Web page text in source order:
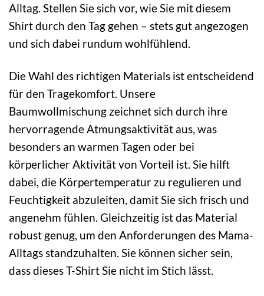
Alltag. Stellen Sie sich vor, wie Sie mit diesem
Shirt durch den Tag gehen – stets gut angezogen
und sich dabei rundum wohlfühlend.
Die Wahl des richtigen Materials ist entscheidend
für den Tragekomfort. Unsere
Baumwollmischung zeichnet sich durch ihre
hervorragende Atmungsaktivität aus, was
besonders an warmen Tagen oder bei
körperlicher Aktivität von Vorteil ist. Sie hilft
dabei, die Körpertemperatur zu regulieren und
Feuchtigkeit abzuleiten, damit Sie sich frisch und
angenehm fühlen. Gleichzeitig ist das Material
robust genug, um den Anforderungen des Mama-
Alltags standzuhalten. Sie können sicher sein,
dass dieses T-Shirt Sie nicht im Stich lässt.